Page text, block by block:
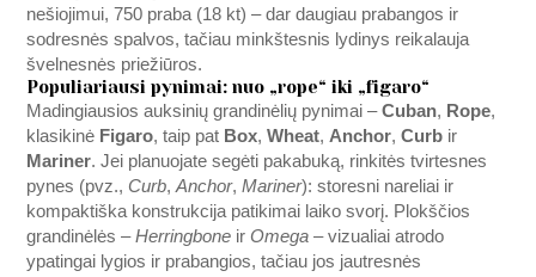
nešiojimui, 750 praba (18 kt) – dar daugiau prabangos ir
sodresnės spalvos, tačiau minkštesnis lydinys reikalauja
švelnesnės priežiūros.
Populiariausi pynimai: nuo „rope“ iki „figaro“
Madingiausios auksinių grandinėlių pynimai –Cuban, Rope,
klasikinė Figaro, taip pat Box,Wheat, Anchor,Curb ir
Mariner. Jei planuojate segėti pakabuką, rinkitės tvirtesnes
pynes (pvz., Curb,Anchor,Mariner): storesni nareliai ir
kompaktiška konstrukcija patikimai laiko svorį. Plokščios
grandinėlės –Herringbone irOmega – vizualiai atrodo
ypatingai lygios ir prabangios, tačiau jos jautresnės